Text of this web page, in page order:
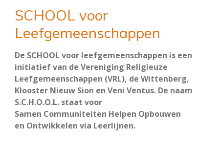
SCHOOL voor
Leefgemeenschappen
De SCHOOL voor leefgemeenschappen is een
initiatief van de Vereniging Religieuze
Leefgemeenschappen (VRL), de Wittenberg,
Klooster Nieuw Sion en Veni Ventus. De naam
S.C.H.O.O.L. staat voor
Samen Communiteiten Helpen Opbouwen
en Ontwikkelen via Leerlijnen.